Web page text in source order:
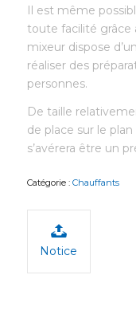
Il est même
toute facilité grâce
mixeur dispose
réaliser des
personnes.
De taille
de place sur le
s’avérera être un
Catégorie : Chauffants
Notice